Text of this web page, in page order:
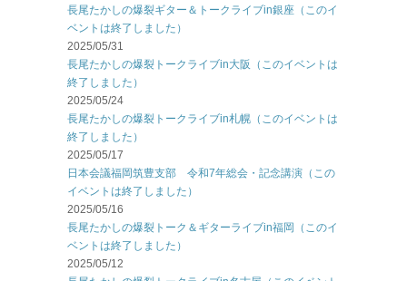
長尾たかしの爆裂ギター＆トークライブin銀座（このイ
ベントは終了しました）
2025/05/31
長尾たかしの爆裂トークライブin大阪（このイベントは
終了しました）
2025/05/24
長尾たかしの爆裂トークライブin札幌（このイベントは
終了しました）
2025/05/17
日本会議福岡筑豊支部 令和7年総会・記念講演（この
イベントは終了しました）
2025/05/16
長尾たかしの爆裂トーク＆ギターライブin福岡（このイ
ベントは終了しました）
2025/05/12